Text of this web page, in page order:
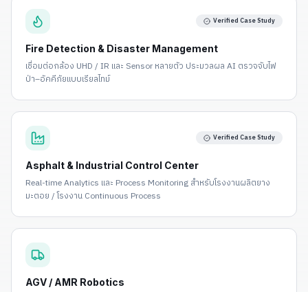
Verified Case Study
Fire Detection & Disaster Management
เชื่อมต่อกล้อง UHD / IR และ Sensor หลายตัว ประมวลผล AI ตรวจจับไฟ
ป่า–อัคคีภัยแบบเรียลไทม์
Verified Case Study
Asphalt & Industrial Control Center
Real-time Analytics และ Process Monitoring สำหรับโรงงานผลิตยาง
มะตอย / โรงงาน Continuous Process
AGV / AMR Robotics